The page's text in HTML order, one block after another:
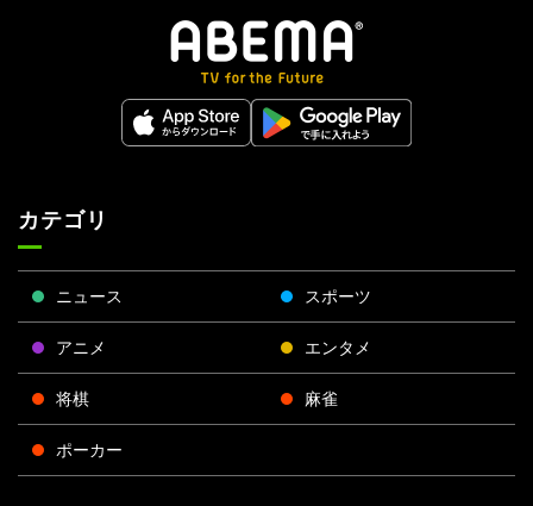
カテゴリ
ニュース スポーツ
アニメ エンタメ
将棋 麻雀
ポーカー